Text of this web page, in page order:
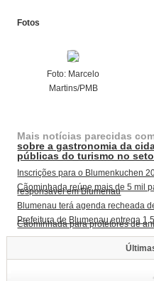
Fotos
Foto: Marcelo
Martins/PMB
Mais notícias parecidas
sobre a gastronomia da
públicas do turismo no
Inscrições para o Blumenkuchen
Cãominhada reúne mais de 5 mil
responsável em Blumenau
Blumenau terá agenda recheada
Prefeitura de Blumenau entrega
Cãominhada para protetores de